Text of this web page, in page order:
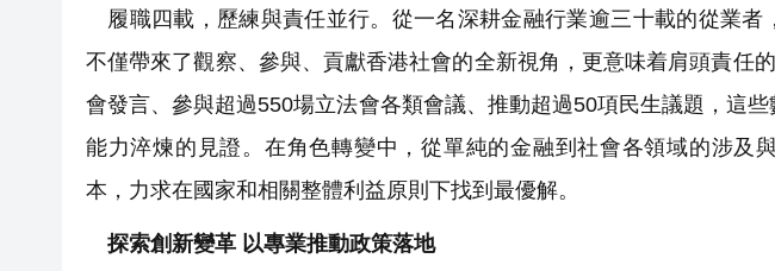
履職四載，歷練與責任並行。從一名深耕金融行業逾三十載的從業者
不僅帶來了觀察、參與、貢獻香港社會的全新視角，更意味着肩頭責任
會發言、參與超過550場立法會各類會議、推動超過50項民生議題，這
能力淬煉的見證。在角色轉變中，從單純的金融到社會各領域的涉及
本，力求在國家和相關整體利益原則下找到最優解。
探索創新變革 以專業推動政策落地